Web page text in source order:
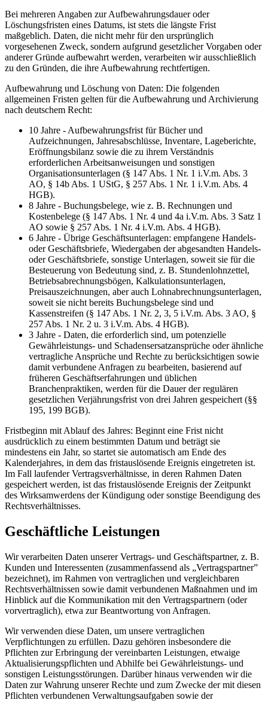
Bei mehreren Angaben zur Aufbewahrungsdauer oder
Löschungsfristen eines Datums, ist stets die längste Frist
maßgeblich. Daten, die nicht mehr für den ursprünglich
vorgesehenen Zweck, sondern aufgrund gesetzlicher Vorgaben oder
anderer Gründe aufbewahrt werden, verarbeiten wir ausschließlich
zu den Gründen, die ihre Aufbewahrung rechtfertigen.
Aufbewahrung und Löschung von Daten: Die folgenden
allgemeinen Fristen gelten für die Aufbewahrung und Archivierung
nach deutschem Recht:
10 Jahre - Aufbewahrungsfrist für Bücher und
Aufzeichnungen, Jahresabschlüsse, Inventare, Lageberichte,
Eröffnungsbilanz sowie die zu ihrem Verständnis
erforderlichen Arbeitsanweisungen und sonstigen
Organisationsunterlagen (§ 147 Abs. 1 Nr. 1 i.V.m. Abs. 3
AO, § 14b Abs. 1 UStG, § 257 Abs. 1 Nr. 1 i.V.m. Abs. 4
HGB).
8 Jahre - Buchungsbelege, wie z. B. Rechnungen und
Kostenbelege (§ 147 Abs. 1 Nr. 4 und 4a i.V.m. Abs. 3 Satz 1
AO sowie § 257 Abs. 1 Nr. 4 i.V.m. Abs. 4 HGB).
6 Jahre - Übrige Geschäftsunterlagen: empfangene Handels-
oder Geschäftsbriefe, Wiedergaben der abgesandten Handels-
oder Geschäftsbriefe, sonstige Unterlagen, soweit sie für die
Besteuerung von Bedeutung sind, z. B. Stundenlohnzettel,
Betriebsabrechnungsbögen, Kalkulationsunterlagen,
Preisauszeichnungen, aber auch Lohnabrechnungsunterlagen,
soweit sie nicht bereits Buchungsbelege sind und
Kassenstreifen (§ 147 Abs. 1 Nr. 2, 3, 5 i.V.m. Abs. 3 AO, §
257 Abs. 1 Nr. 2 u. 3 i.V.m. Abs. 4 HGB).
3 Jahre - Daten, die erforderlich sind, um potenzielle
Gewährleistungs- und Schadensersatzansprüche oder ähnliche
vertragliche Ansprüche und Rechte zu berücksichtigen sowie
damit verbundene Anfragen zu bearbeiten, basierend auf
früheren Geschäftserfahrungen und üblichen
Branchenpraktiken, werden für die Dauer der regulären
gesetzlichen Verjährungsfrist von drei Jahren gespeichert (§§
195, 199 BGB).
Fristbeginn mit Ablauf des Jahres: Beginnt eine Frist nicht
ausdrücklich zu einem bestimmten Datum und beträgt sie
mindestens ein Jahr, so startet sie automatisch am Ende des
Kalenderjahres, in dem das fristauslösende Ereignis eingetreten ist.
Im Fall laufender Vertragsverhältnisse, in deren Rahmen Daten
gespeichert werden, ist das fristauslösende Ereignis der Zeitpunkt
des Wirksamwerdens der Kündigung oder sonstige Beendigung des
Rechtsverhältnisses.
Geschäftliche Leistungen
Wir verarbeiten Daten unserer Vertrags- und Geschäftspartner, z. B.
Kunden und Interessenten (zusammenfassend als „Vertragspartner”
bezeichnet), im Rahmen von vertraglichen und vergleichbaren
Rechtsverhältnissen sowie damit verbundenen Maßnahmen und im
Hinblick auf die Kommunikation mit den Vertragspartnern (oder
vorvertraglich), etwa zur Beantwortung von Anfragen.
Wir verwenden diese Daten, um unsere vertraglichen
Verpflichtungen zu erfüllen. Dazu gehören insbesondere die
Pflichten zur Erbringung der vereinbarten Leistungen, etwaige
Aktualisierungspflichten und Abhilfe bei Gewährleistungs- und
sonstigen Leistungsstörungen. Darüber hinaus verwenden wir die
Daten zur Wahrung unserer Rechte und zum Zwecke der mit diesen
Pflichten verbundenen Verwaltungsaufgaben sowie der